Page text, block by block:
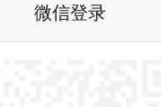
微信登录